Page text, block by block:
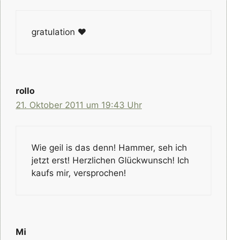
gratulation ♥
rollo
21. Oktober 2011 um 19:43 Uhr
Wie geil is das denn! Hammer, seh ich
jetzt erst! Herzlichen Glückwunsch! Ich
kaufs mir, versprochen!
Mi